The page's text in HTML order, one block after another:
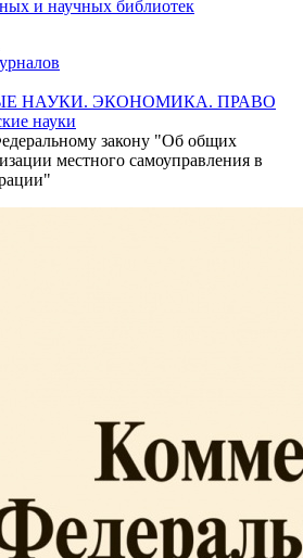
и научных библиотек
НАУКИ. ЭКОНОМИКА. ПРАВО
науки
закону "Об общих
местного самоуправления в